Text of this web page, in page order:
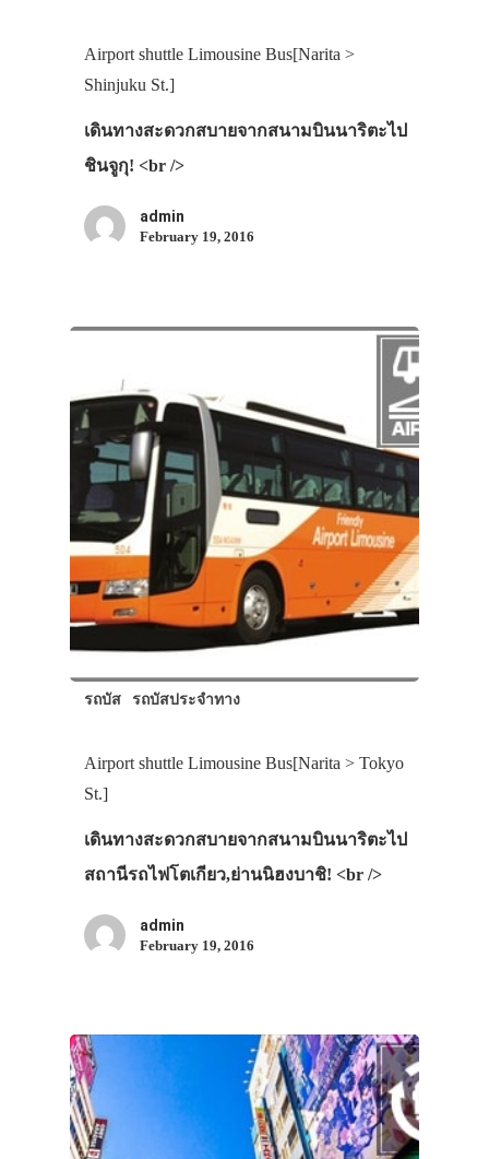
Airport shuttle Limousine Bus[Narita >
Shinjuku St.]
เดินทางสะดวกสบายจากสนามบินนาริตะไป
ชินจูกุ! <br />
admin
February 19, 2016
รถบัส รถบัสประจำทาง
Airport shuttle Limousine Bus[Narita > Tokyo
St.]
เดินทางสะดวกสบายจากสนามบินนาริตะไป
สถานีรถไฟโตเกียว,ย่านนิฮงบาชิ! <br />
admin
February 19, 2016